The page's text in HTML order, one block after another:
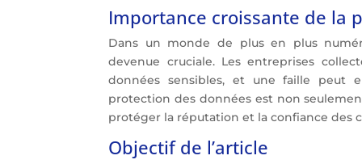
Importance croissante de la
Dans un monde de plus en plus
devenue cruciale. Les entreprises
données sensibles, et une faille peut
protection des données est non
protéger la réputation et la confiance des
Objectif de l’article